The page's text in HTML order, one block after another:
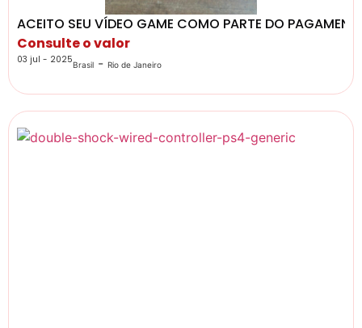
ACEITO SEU VÍDEO GAME COMO PARTE DO
Consulte o valor
03 jul - 2025Brasil - Rio de Janeiro